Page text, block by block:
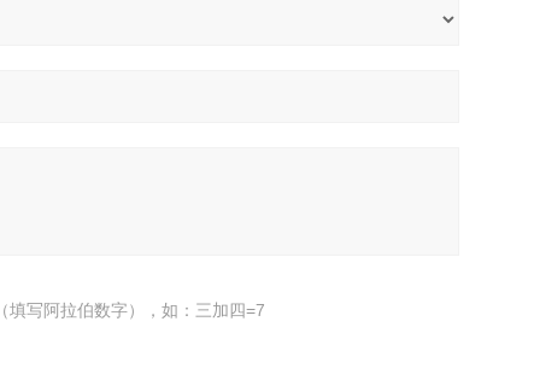
填写阿拉伯数字），如：三加四=7